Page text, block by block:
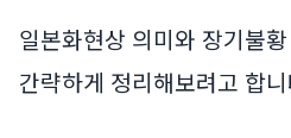
일본화현상 의미와 장기불
간략하게 정리해보려고 합